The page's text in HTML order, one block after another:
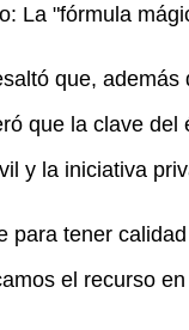
La "fórmula
que,
que la clave
y la iniciativa
para tener
el recurso